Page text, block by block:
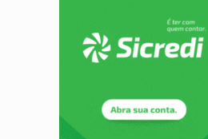
Ladrão é
BOLSAS DE
Brasil tem
VÍDEO:Serpente